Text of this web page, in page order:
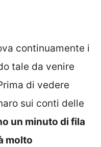
continuamente i
tale da venire
di vedere
sui conti delle
un minuto di fila
molto